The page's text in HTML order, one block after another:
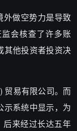
外做空势力是导致
会核查了许多账
其他投资者投资决
贸易有限公司。而
示系统中显示，为
来经过长达五年